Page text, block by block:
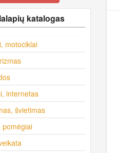
katalogas
motociklai
internetas
švietimas
pomėgiai